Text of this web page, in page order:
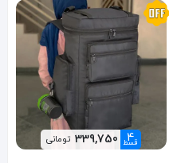
4
قسط 339,750 تومانی